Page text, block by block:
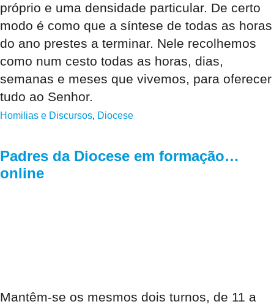
próprio e uma densidade particular. De certo
modo é como que a síntese de todas as horas
do ano prestes a terminar. Nele recolhemos
como num cesto todas as horas, dias,
semanas e meses que vivemos, para oferecer
tudo ao Senhor.
Homilias e Discursos, Diocese
Padres da Diocese em formação…
online
Mantêm-se os mesmos dois turnos, de 11 a